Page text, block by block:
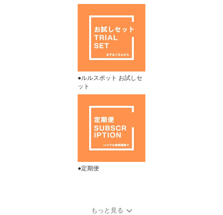
●ルルスポット お試しセ
ット
●定期便
もっと見る